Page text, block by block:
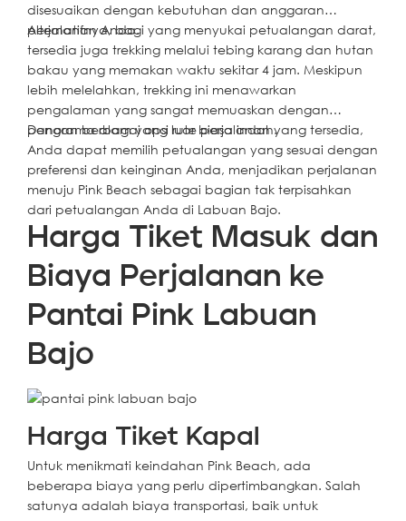
disesuaikan dengan kebutuhan dan anggaran
perjalanan Anda.
Alternatifnya, bagi yang menyukai petualangan darat,
tersedia juga trekking melalui tebing karang dan hutan
bakau yang memakan waktu sekitar 4 jam. Meskipun
lebih melelahkan, trekking ini menawarkan
pengalaman yang sangat memuaskan dengan
panorama alam yang luar biasa indah.
Dengan berbagai opsi rute perjalanan yang tersedia,
Anda dapat memilih petualangan yang sesuai dengan
preferensi dan keinginan Anda, menjadikan perjalanan
menuju Pink Beach sebagai bagian tak terpisahkan
dari petualangan Anda di Labuan Bajo.
Harga Tiket Masuk dan
Biaya Perjalanan ke
Pantai Pink Labuan
Bajo
Harga Tiket Kapal
Untuk menikmati keindahan Pink Beach, ada
beberapa biaya yang perlu dipertimbangkan. Salah
satunya adalah biaya transportasi, baik untuk